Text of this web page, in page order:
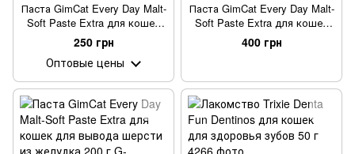
Паста GimCat Every Day Malt-
Soft Paste Extra для кошек
для вывода шерсти из
желудка 50 г
250 грн
Оптовые цены
Паста GimCat Every Day Malt-
Soft Paste Extra для кошек
для вывода шерсти из
желудка 100 г
400 грн